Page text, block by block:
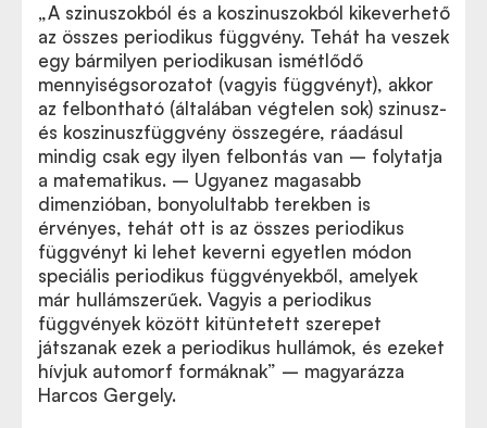
„A szinuszokból és a koszinuszokból kikeverhető
az összes periodikus függvény. Tehát ha veszek
egy bármilyen periodikusan ismétlődő
mennyiségsorozatot (vagyis függvényt), akkor
az felbontható (általában végtelen sok) szinusz-
és koszinuszfüggvény összegére, ráadásul
mindig csak egy ilyen felbontás van – folytatja
a matematikus. – Ugyanez magasabb
dimenzióban, bonyolultabb terekben is
érvényes, tehát ott is az összes periodikus
függvényt ki lehet keverni egyetlen módon
speciális periodikus függvényekből, amelyek
már hullámszerűek. Vagyis a periodikus
függvények között kitüntetett szerepet
játszanak ezek a periodikus hullámok, és ezeket
hívjuk automorf formáknak” – magyarázza
Harcos Gergely.